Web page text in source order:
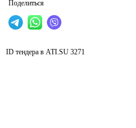
Поделиться
ID тендера в ATI.SU 3271